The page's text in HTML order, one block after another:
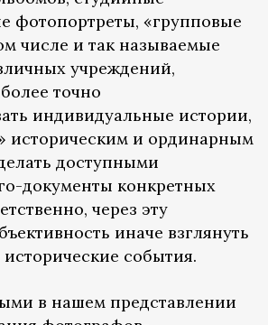
фотопортреты, «групповые
числе и так называемые
учреждений,
точно
индивидуальные истории,
историческим и ординарным
доступными
документы конкретных
через эту
иначе взглянуть
события.
в нашем представлении